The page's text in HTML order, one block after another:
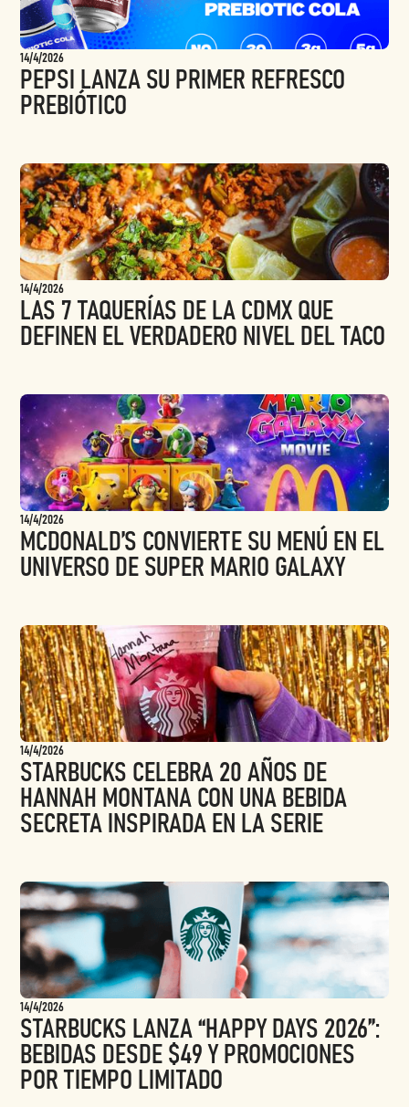
14/4/2026
PEPSI LANZA SU PRIMER REFRESCO
PREBIÓTICO
14/4/2026
LAS 7 TAQUERÍAS DE LA CDMX QUE
DEFINEN EL VERDADERO NIVEL DEL TACO
14/4/2026
MCDONALD’S CONVIERTE SU MENÚ EN EL
UNIVERSO DE SUPER MARIO GALAXY
14/4/2026
STARBUCKS CELEBRA 20 AÑOS DE
HANNAH MONTANA CON UNA BEBIDA
SECRETA INSPIRADA EN LA SERIE
14/4/2026
STARBUCKS LANZA “HAPPY DAYS 2026”:
BEBIDAS DESDE $49 Y PROMOCIONES
POR TIEMPO LIMITADO